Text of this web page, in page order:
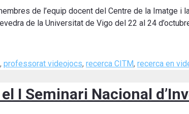
de l’equip docent del Centre de la Imatge i
de la Universitat de Vigo del 22 al 24
, professorat videojocs, recerca CITM, recerca en
I Seminari Nacional